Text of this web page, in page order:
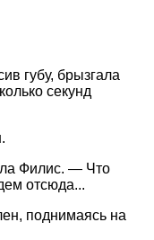
губу, брызгала
секунд
Филис. — Что
отсюда...
поднимаясь на